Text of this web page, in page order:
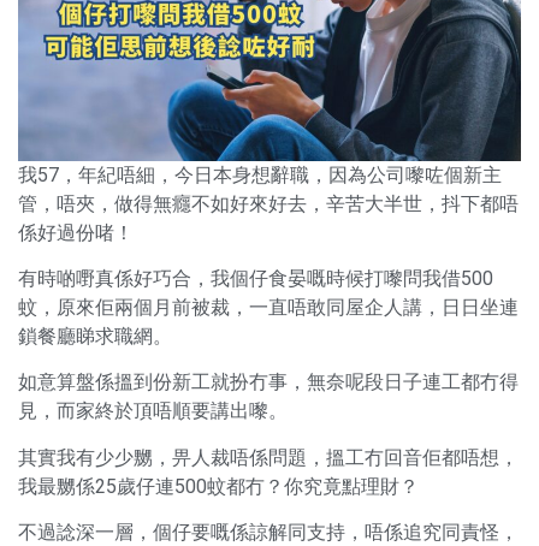
我57，年紀唔細，今日本身想辭職，因為公司嚟咗個新主
管，唔夾，做得無癮不如好來好去，辛苦大半世，抖下都唔
係好過份啫！
有時啲嘢真係好巧合，我個仔食晏嘅時候打嚟問我借500
蚊，原來佢兩個月前被裁，一直唔敢同屋企人講，日日坐連
鎖餐廳睇求職網。
如意算盤係搵到份新工就扮冇事，無奈呢段日子連工都冇得
見，而家終於頂唔順要講出嚟。
其實我有少少嬲，畀人裁唔係問題，搵工冇回音佢都唔想，
我最嬲係25歲仔連500蚊都冇？你究竟點理財？
不過諗深一層，個仔要嘅係諒解同支持，唔係追究同責怪，